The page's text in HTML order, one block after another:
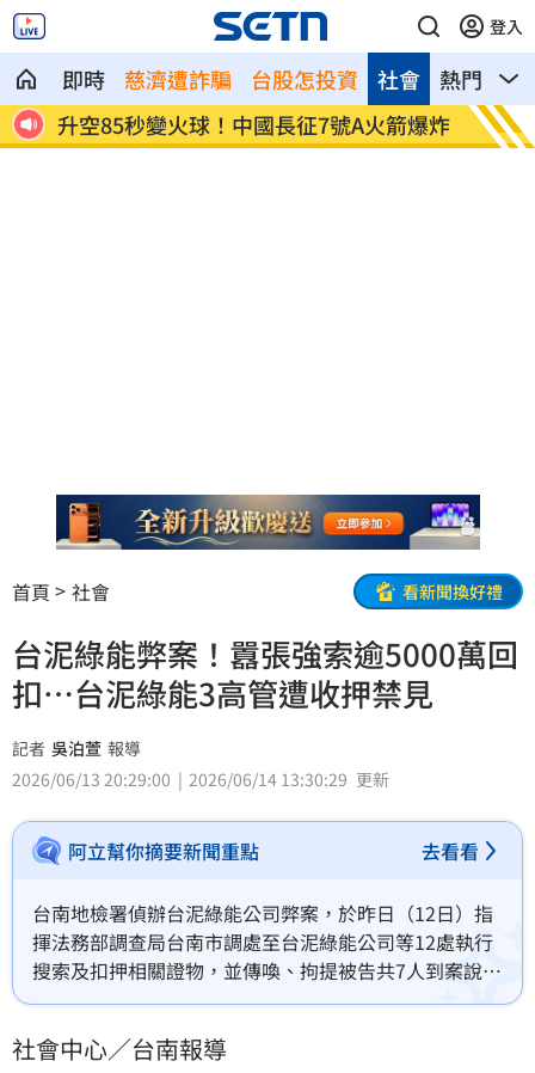
登入
即時 慈濟遭詐騙 台股怎投資 熱門 影
社會
炸 驚悚！7米巨蟒爬電桿獵食 3鴿目睹牠慘
死
揭密
神股
首頁 社會 看新聞換好禮
台泥綠能弊案！囂張強索逾5000萬回
扣…台泥綠能3高管遭收押禁見
記者 吳泊萱 報導
2026/06/13 20:29:00
2026/06/14 13:30:29 更新
阿立幫你摘要新聞重點 去看看
台南地檢署偵辦台泥綠能公司弊案，於昨日（12日）指
揮法務部調查局台南市調處至台泥綠能公司等12處執行
搜索及扣押相關證物，並傳喚、拘提被告共7人到案說
明。檢方訊後依背信、洗錢防制法，向法院聲請羈押禁
諭知請回。
社會中心／台南報導